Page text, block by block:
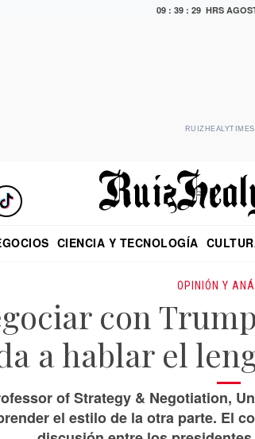
09 : 39 : 30 HRS
CIENCIA Y TECNOLOGÍA
OPINIÓN Y
con
a hablar el
of Strategy & Negotiation,
el estilo de la otra parte. El